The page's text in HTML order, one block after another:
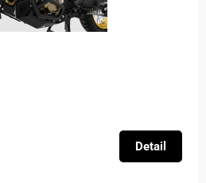
Detail